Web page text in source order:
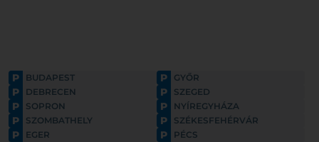
P BUDAPEST P GYŐR
P DEBRECEN P SZEGED
P SOPRON P NYÍREGYHÁZA
P SZOMBATHELY P SZÉKESFEHÉRVÁR
P EGER P PÉCS